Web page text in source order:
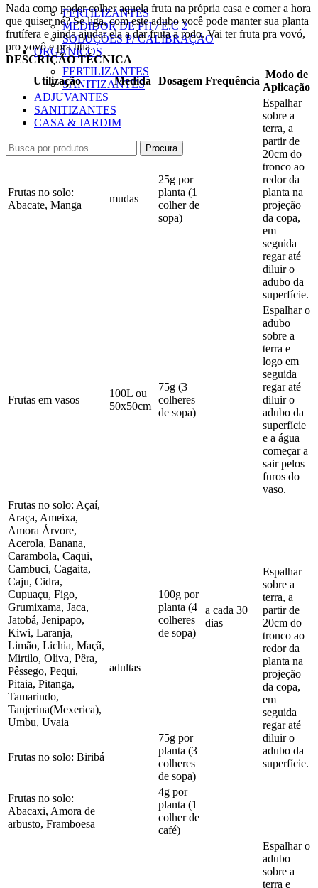
FERTILIZANTES
MEDIDOR DE PH / E.C 2
SOLUÇÕES P/ CALIBRAÇÃO
ORGÂNICOS
FERTILIZANTES
SANITIZANTES
ADJUVANTES
SANITIZANTES
CASA & JARDIM
Procura
Nada como poder colher aquela fruta na própria casa e comer a hora
que quiser né? Se liga, com este adubo você pode manter sua planta
frutífera e ainda ajudar ela a dar fruta a rodo. Vai ter fruta pra vovó,
pro vovô e pra titia.
DESCRIÇÃO TÉCNICA
Utilização
Medida Dosagem Frequência
Modo de
Aplicação
Frutas no solo:
Abacate, Manga
mudas
25g por
planta (1
colher de
sopa)
a cada 30
dias
Espalhar
sobre a
terra, a
partir de
20cm do
tronco ao
redor da
planta na
projeção
da copa,
em
seguida
regar até
diluir o
adubo da
superfície.
Frutas em vasos
100L ou
50x50cm
75g (3
colheres
de sopa)
Espalhar o
adubo
sobre a
terra e
logo em
seguida
regar até
diluir o
adubo da
superfície
e a água
começar a
sair pelos
furos do
vaso.
Frutas no solo: Açaí,
Araça, Ameixa,
Amora Árvore,
Acerola, Banana,
Carambola, Caqui,
Cambuci, Cagaita,
Caju, Cidra,
Cupuaçu, Figo,
Grumixama, Jaca,
Jatobá, Jenipapo,
Kiwi, Laranja,
Limão, Lichia, Maçã,
Mirtilo, Oliva, Pêra,
Pêssego, Pequi,
Pitaia, Pitanga,
Tamarindo,
Tanjerina(Mexerica),
Umbu, Uvaia
adultas
100g por
planta (4
colheres
de sopa)
Espalhar
sobre a
terra, a
partir de
20cm do
tronco ao
redor da
planta na
projeção
da copa,
em
seguida
regar até
diluir o
adubo da
superfície.
Frutas no solo: Biribá
75g por
planta (3
colheres
de sopa)
Frutas no solo:
Abacaxi, Amora de
arbusto, Framboesa
4g por
planta (1
colher de
café)
Espalhar o
adubo
sobre a
terra e